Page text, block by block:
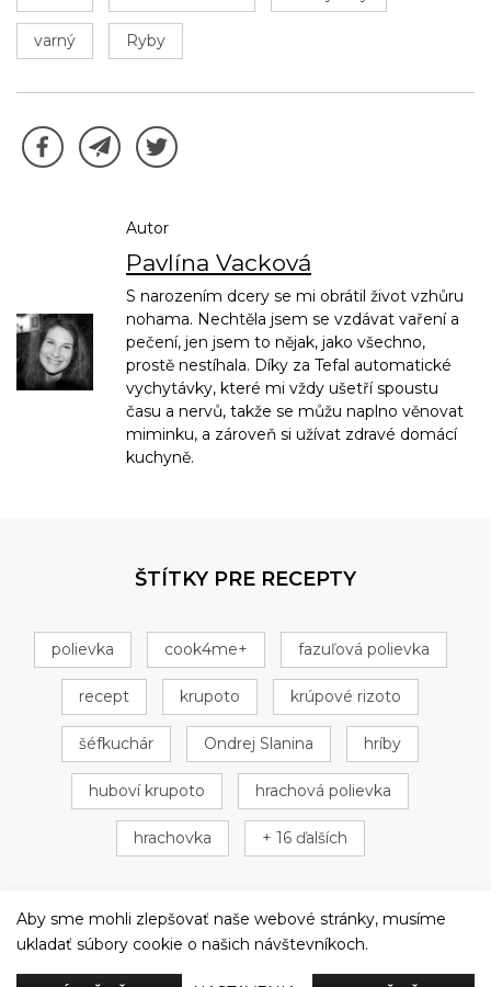
varný Ryby
Autor
Pavlína Vacková
S narozením dcery se mi obrátil život vzhůru
nohama. Nechtěla jsem se vzdávat vaření a
pečení, jen jsem to nějak, jako všechno,
prostě nestíhala. Díky za Tefal automatické
vychytávky, které mi vždy ušetří spoustu
času a nervů, takže se můžu naplno věnovat
miminku, a zároveň si užívat zdravé domácí
kuchyně.
ŠTÍTKY PRE RECEPTY
polievka cook4me+ fazuľová polievka
recept krupoto krúpové rizoto
šéfkuchár Ondrej Slanina hríby
huboví krupoto hrachová polievka
hrachovka + 16 ďalších
Večeriame společne
Aby sme mohli zlepšovať naše webové stránky, musíme
ukladať súbory cookie o našich návštevníkoch.